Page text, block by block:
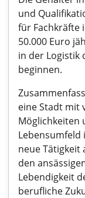
und
für Fachkräfte
50.000 Euro
in der Logistik
beginnen.
eine Stadt mit
Möglichkeiten
Lebensumfeld
neue Tätigkeit
den
Lebendigkeit
berufliche